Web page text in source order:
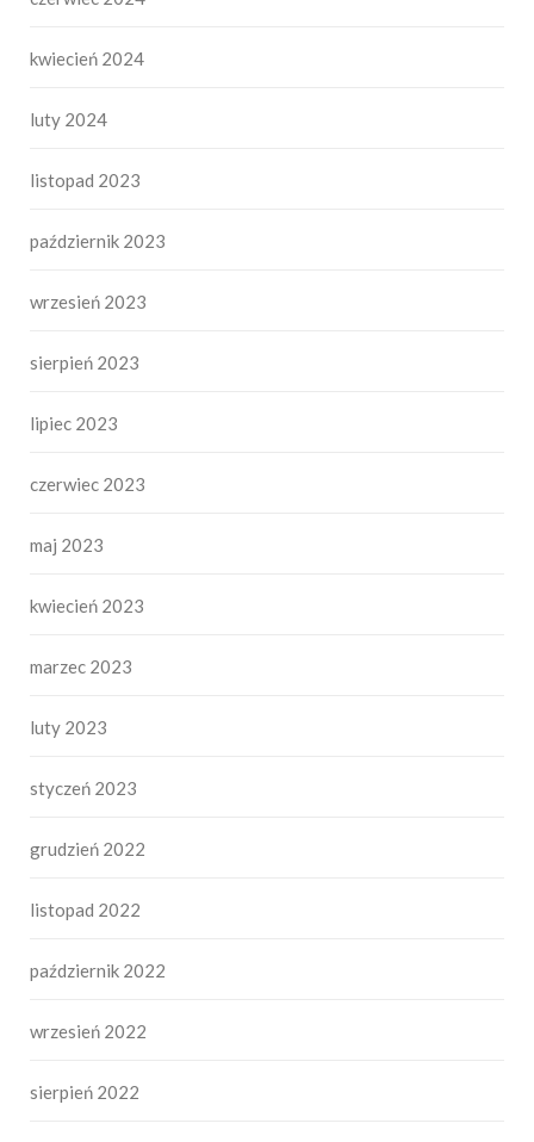
kwiecień 2024
luty 2024
listopad 2023
październik 2023
wrzesień 2023
sierpień 2023
lipiec 2023
czerwiec 2023
maj 2023
kwiecień 2023
marzec 2023
luty 2023
styczeń 2023
grudzień 2022
listopad 2022
październik 2022
wrzesień 2022
sierpień 2022